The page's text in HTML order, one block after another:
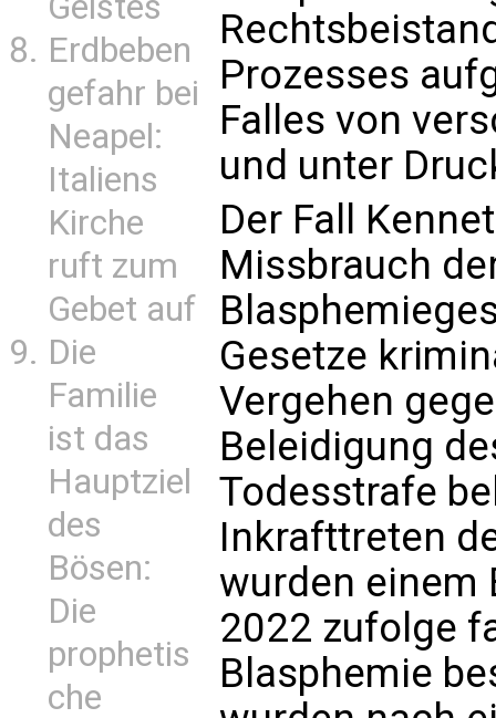
Erdbeben
gefahr bei
Neapel:
Italiens
Kirche
ruft zum
Gebet auf
Die
Familie
ist das
Hauptziel
des
Bösen:
Die
prophetis
che
Prozesses
Falles von
und unter
Der Fall
Missbrauch
Gesetze
Vergehen
Beleidigung
Todesstrafe
Inkrafttreten
wurden einem
2022 zufolge
Blasphemie